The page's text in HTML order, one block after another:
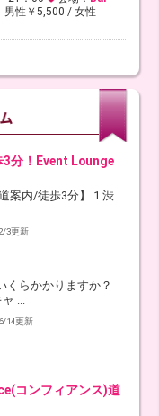
男性￥5,500 / 女性
分！Event Lounge
案内/徒歩3分】 1.渋
3更新
くらかかりますか？
...
14更新
コンフィアンス)道